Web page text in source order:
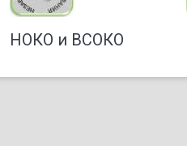
НОКО и ВСОКО